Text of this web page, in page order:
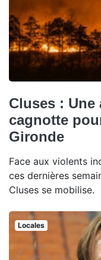
Cluses :
cagnotte
Gironde
Face aux violents
ces dernières
Cluses se mobilise.
Locales